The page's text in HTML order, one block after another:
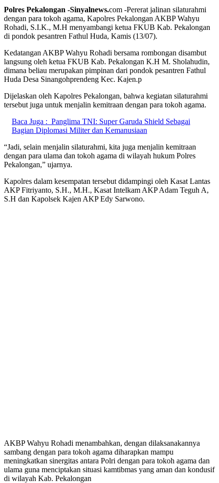
Polres Pekalongan -Sinyalnews.com -Pererat jalinan silaturahmi
dengan para tokoh agama, Kapolres Pekalongan AKBP Wahyu
Rohadi, S.I.K., M.H menyambangi ketua FKUB Kab. Pekalongan
di pondok pesantren Fathul Huda, Kamis (13/07).
Kedatangan AKBP Wahyu Rohadi bersama rombongan disambut
langsung oleh ketua FKUB Kab. Pekalongan K.H M. Sholahudin,
dimana beliau merupakan pimpinan dari pondok pesantren Fathul
Huda Desa Sinangohprendeng Kec. Kajen.p
Dijelaskan oleh Kapolres Pekalongan, bahwa kegiatan silaturahmi
tersebut juga untuk menjalin kemitraan dengan para tokoh agama.
Baca Juga : Panglima TNI: Super Garuda Shield Sebagai
Bagian Diplomasi Militer dan Kemanusiaan
“Jadi, selain menjalin silaturahmi, kita juga menjalin kemitraan
dengan para ulama dan tokoh agama di wilayah hukum Polres
Pekalongan,” ujarnya.
Kapolres dalam kesempatan tersebut didampingi oleh Kasat Lantas
AKP Fitriyanto, S.H., M.H., Kasat Intelkam AKP Adam Teguh A,
S.H dan Kapolsek Kajen AKP Edy Sarwono.
AKBP Wahyu Rohadi menambahkan, dengan dilaksanakannya
sambang dengan para tokoh agama diharapkan mampu
meningkatkan sinergitas antara Polri dengan para tokoh agama dan
ulama guna menciptakan situasi kamtibmas yang aman dan kondusif
di wilayah Kab. Pekalongan